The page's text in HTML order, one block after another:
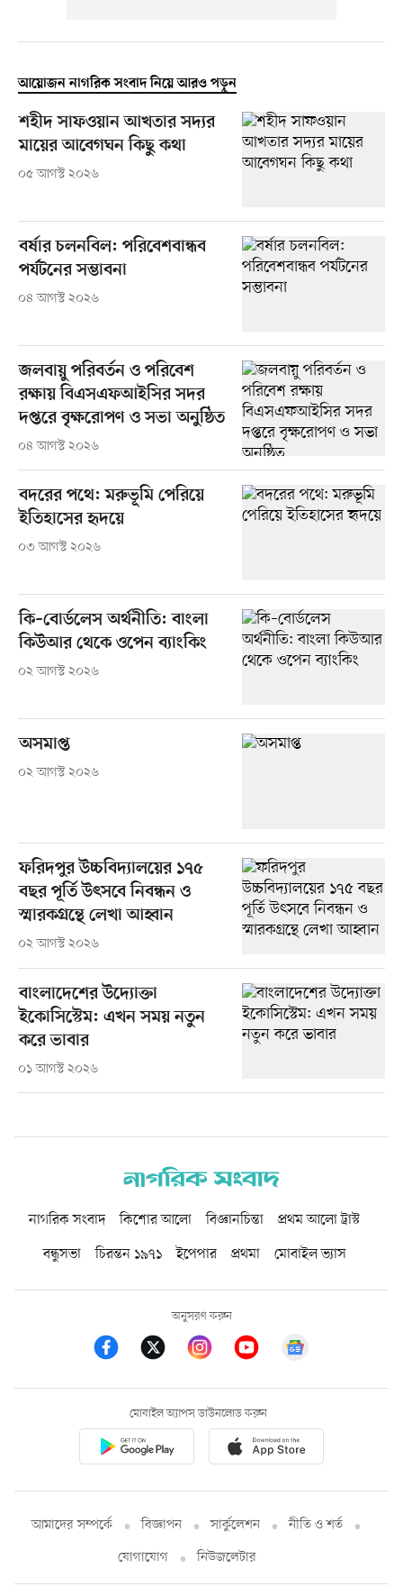
আয়োজন নাগরিক সংবাদ নিয়ে আরও পড়ুন
শহীদ সাফওয়ান আখতার সদ্যর
মায়ের আবেগঘন কিছু কথা
০৫ আগস্ট ২০২৬
বর্ষার চলনবিল: পরিবেশবান্ধব
পর্যটনের সম্ভাবনা
০৪ আগস্ট ২০২৬
জলবায়ু পরিবর্তন ও পরিবেশ
রক্ষায় বিএসএফআইসির সদর
দপ্তরে বৃক্ষরোপণ ও সভা অনুষ্ঠিত
০৪ আগস্ট ২০২৬
বদরের পথে: মরুভূমি পেরিয়ে
ইতিহাসের হৃদয়ে
০৩ আগস্ট ২০২৬
কি–বোর্ডলেস অর্থনীতি: বাংলা
কিউআর থেকে ওপেন ব্যাংকিং
০২ আগস্ট ২০২৬
অসমাপ্ত
০২ আগস্ট ২০২৬
ফরিদপুর উচ্চবিদ্যালয়ের ১৭৫
বছর পূর্তি উৎসবে নিবন্ধন ও
স্মারকগ্রন্থে লেখা আহ্বান
০২ আগস্ট ২০২৬
বাংলাদেশের উদ্যোক্তা
ইকোসিস্টেম: এখন সময় নতুন
করে ভাবার
০১ আগস্ট ২০২৬
নাগরিক সংবাদ কিশোর আলো বিজ্ঞানচিন্তা
প্রথম আলো ট্রাস্ট
বন্ধুসভা
চিরন্তন ১৯৭১ ইপেপার প্রথমা মোবাইল ভ্যাস
অনুসরণ করুন
মোবাইল অ্যাপস ডাউনলোড করুন
আমাদের সম্পর্কে বিজ্ঞাপন সার্কুলেশন
নীতি ও শর্ত
যোগাযোগ
নিউজলেটার